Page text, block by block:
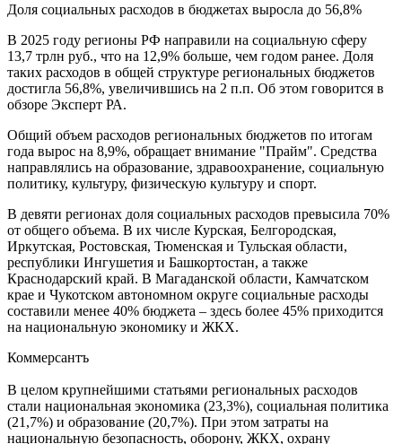
Доля социальных расходов в бюджетах выросла до 56,8%
В 2025 году регионы РФ направили на социальную сферу
13,7 трлн руб., что на 12,9% больше, чем годом ранее. Доля
таких расходов в общей структуре региональных бюджетов
достигла 56,8%, увеличившись на 2 п.п. Об этом говорится в
обзоре Эксперт РА.
Общий объем расходов региональных бюджетов по итогам
года вырос на 8,9%, обращает внимание "Прайм". Средства
направлялись на образование, здравоохранение, социальную
политику, культуру, физическую культуру и спорт.
В девяти регионах доля социальных расходов превысила 70%
от общего объема. В их числе Курская, Белгородская,
Иркутская, Ростовская, Тюменская и Тульская области,
республики Ингушетия и Башкортостан, а также
Краснодарский край. В Магаданской области, Камчатском
крае и Чукотском автономном округе социальные расходы
составили менее 40% бюджета – здесь более 45% приходится
на национальную экономику и ЖКХ.
Коммерсантъ
В целом крупнейшими статьями региональных расходов
стали национальная экономика (23,3%), социальная политика
(21,7%) и образование (20,7%). При этом затраты на
национальную безопасность, оборону, ЖКХ, охрану